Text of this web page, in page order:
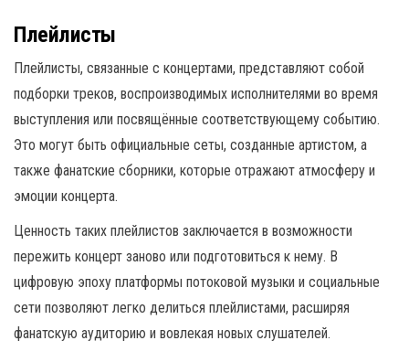
Плейлисты
Плейлисты, связанные с концертами, представляют собой
подборки треков, воспроизводимых исполнителями во время
выступления или посвящённые соответствующему событию.
Это могут быть официальные сеты, созданные артистом, а
также фанатские сборники, которые отражают атмосферу и
эмоции концерта.
Ценность таких плейлистов заключается в возможности
пережить концерт заново или подготовиться к нему. В
цифровую эпоху платформы потоковой музыки и социальные
сети позволяют легко делиться плейлистами, расширяя
фанатскую аудиторию и вовлекая новых слушателей.